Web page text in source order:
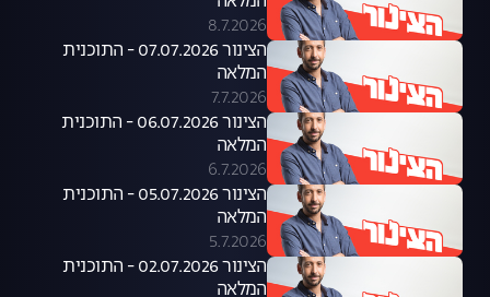
8.7.2026
הצינור 07.07.2026 - התוכנית
המלאה
7.7.2026
הצינור 06.07.2026 - התוכנית
המלאה
6.7.2026
הצינור 05.07.2026 - התוכנית
המלאה
5.7.2026
הצינור 02.07.2026 - התוכנית
המלאה